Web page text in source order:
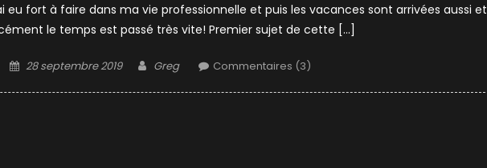
eu fort à faire dans ma vie professionnelle et puis les vacances sont arrivées aussi et
le temps est passé très vite! Premier sujet de cette […]
Posted
28 septembre 2019 Author
Greg Commentaires (3)